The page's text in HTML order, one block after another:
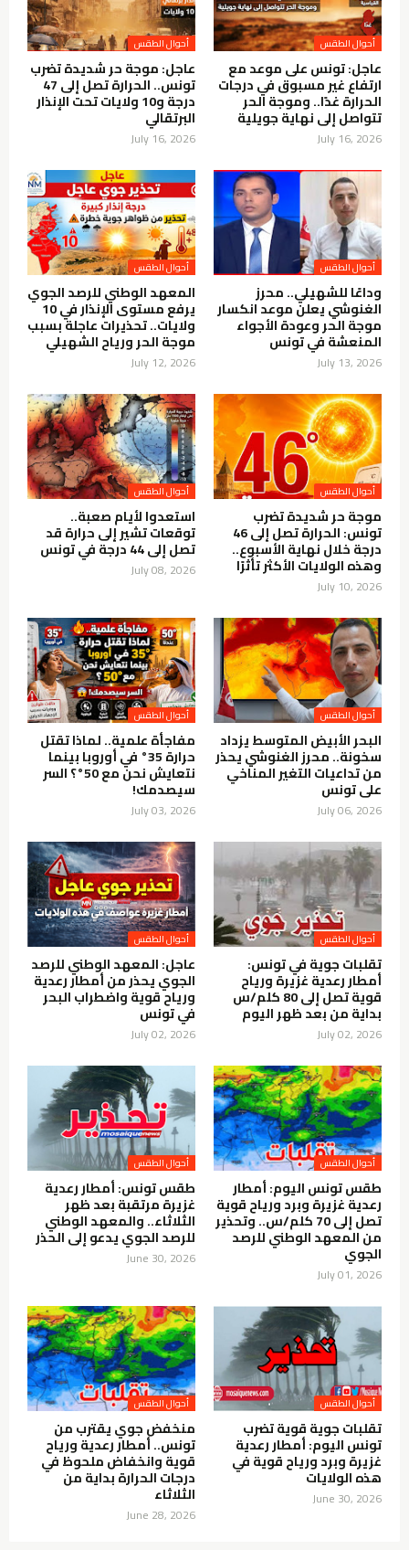
أحوال الطقس
عاجل: تونس على موعد مع
ارتفاع غير مسبوق في درجات
الحرارة غدًا.. وموجة الحر
تتواصل إلى نهاية جويلية
July 16, 2026
أحوال الطقس
عاجل: موجة حر شديدة تضرب
تونس.. الحرارة تصل إلى 47
درجة و10 ولايات تحت الإنذار
البرتقالي
July 16, 2026
أحوال الطقس
وداعًا للشهيلي.. محرز
الغنوشي يعلن موعد انكسار
موجة الحر وعودة الأجواء
المنعشة في تونس
July 13, 2026
أحوال الطقس
المعهد الوطني للرصد الجوي
يرفع مستوى الإنذار في 10
ولايات.. تحذيرات عاجلة بسبب
موجة الحر ورياح الشهيلي
July 12, 2026
أحوال الطقس
موجة حر شديدة تضرب
تونس: الحرارة تصل إلى 46
درجة خلال نهاية الأسبوع..
وهذه الولايات الأكثر تأثرًا
July 10, 2026
أحوال الطقس
استعدوا لأيام صعبة..
توقعات تشير إلى حرارة قد
تصل إلى 44 درجة في تونس
July 08, 2026
أحوال الطقس
البحر الأبيض المتوسط يزداد
سخونة.. محرز الغنوشي يحذر
من تداعيات التغير المناخي
على تونس
July 06, 2026
أحوال الطقس
مفاجأة علمية.. لماذا تقتل
حرارة 35° في أوروبا بينما
نتعايش نحن مع 50°؟ السر
سيصدمك!
July 03, 2026
أحوال الطقس
تقلبات جوية في تونس:
أمطار رعدية غزيرة ورياح
قوية تصل إلى 80 كلم/س
بداية من بعد ظهر اليوم
July 02, 2026
أحوال الطقس
عاجل: المعهد الوطني للرصد
الجوي يحذر من أمطار رعدية
ورياح قوية واضطراب البحر
في تونس
July 02, 2026
أحوال الطقس
طقس تونس اليوم: أمطار
رعدية غزيرة وبرد ورياح قوية
تصل إلى 70 كلم/س.. وتحذير
من المعهد الوطني للرصد
الجوي
July 01, 2026
أحوال الطقس
طقس تونس: أمطار رعدية
غزيرة مرتقبة بعد ظهر
الثلاثاء.. والمعهد الوطني
للرصد الجوي يدعو إلى الحذر
June 30, 2026
أحوال الطقس
تقلبات جوية قوية تضرب
تونس اليوم: أمطار رعدية
غزيرة وبرد ورياح قوية في
هذه الولايات
June 30, 2026
أحوال الطقس
منخفض جوي يقترب من
تونس.. أمطار رعدية ورياح
قوية وانخفاض ملحوظ في
درجات الحرارة بداية من
الثلاثاء
June 28, 2026